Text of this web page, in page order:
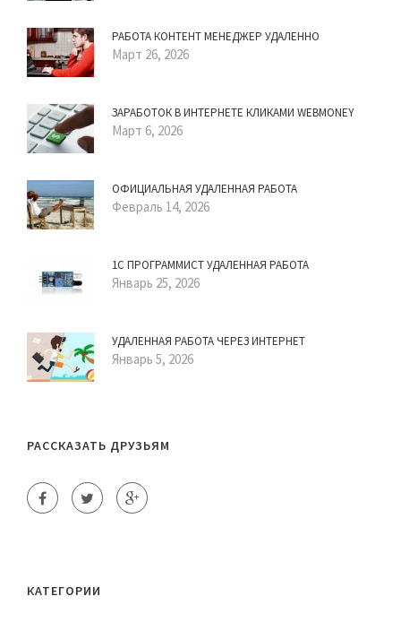
РАБОТА КОНТЕНТ МЕНЕДЖЕР УДАЛЕННО
Март 26, 2026
ЗАРАБОТОК В ИНТЕРНЕТЕ КЛИКАМИ WEBMONEY
Март 6, 2026
ОФИЦИАЛЬНАЯ УДАЛЕННАЯ РАБОТА
Февраль 14, 2026
1С ПРОГРАММИСТ УДАЛЕННАЯ РАБОТА
Январь 25, 2026
УДАЛЕННАЯ РАБОТА ЧЕРЕЗ ИНТЕРНЕТ
Январь 5, 2026
РАССКАЗАТЬ ДРУЗЬЯМ
КАТЕГОРИИ